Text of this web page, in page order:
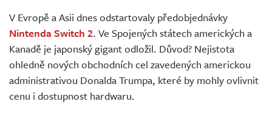
Živě
V Evropě a Asii dnes odstartovaly předobjednávky
Nintenda Switch 2. Ve Spojených státech amerických a
Kanadě je japonský gigant odložil. Důvod? Nejistota
ohledně nových obchodních cel zavedených americkou
administrativou Donalda Trumpa, které by mohly ovlivnit
cenu i dostupnost hardwaru.